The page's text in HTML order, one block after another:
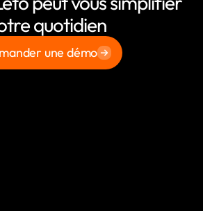
quotidien
une démo